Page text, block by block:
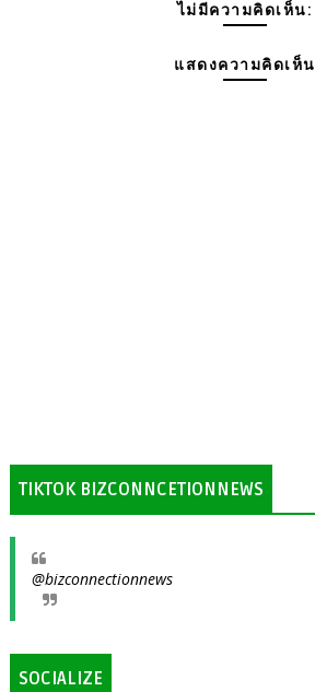
ไม่มีความคิดเห็น:
แสดงความคิดเห็น
TIKTOK BIZCONNCETIONNEWS
@bizconnectionnews
SOCIALIZE